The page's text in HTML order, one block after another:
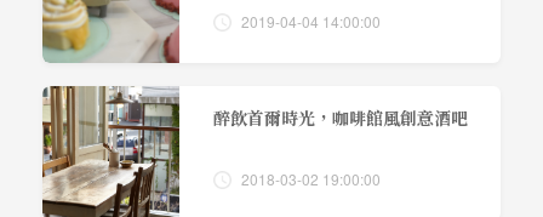
2019-04-04 14:00:00
醉飲首爾時光，咖啡館風創意酒吧
2018-03-02 19:00:00